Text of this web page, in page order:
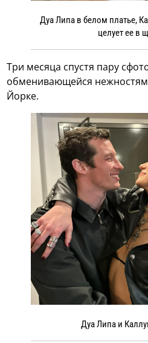
Дуа Липа в белом платье,
целует ее в
Три месяца спустя пару
обменивающейся
Йорке.
Дуа Липа и